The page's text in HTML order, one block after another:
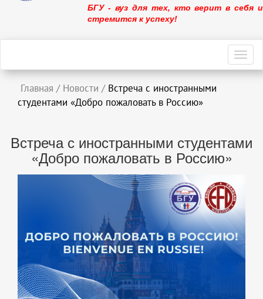
БГУ - вуз для тех, кто верит в себя и
стремится к успеху!
Главная / Новости / Встреча с иностранными
студентами «Добро пожаловать в Россию»
Встреча с иностранными студентами
«Добро пожаловать в Россию»